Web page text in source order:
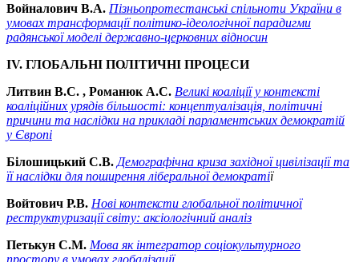
Войналович В.А. Пізньопротестанські спільноти України в
умовах трансформації політико-ідеологічної парадигми
радянської моделі державно-церковних відносин
IV. ГЛОБАЛЬНІ ПОЛІТИЧНІ ПРОЦЕСИ
Литвин В.С. , Романюк А.С. Великі коаліції у контексті
коаліційних урядів більшості: концептуалізація, політичні
причини та наслідки на прикладі парламентських демократій
у Європі
Білошицький С.В. Демографічна криза західної цивілізації та
її наслідки для поширення ліберальної демократії
Войтович Р.В. Нові контексти глобальної політичної
реструктуризації світу: аксіологічний аналіз
Петькун С.М. Мова як інтегратор соціокультурного
простору в умовах глобалізації